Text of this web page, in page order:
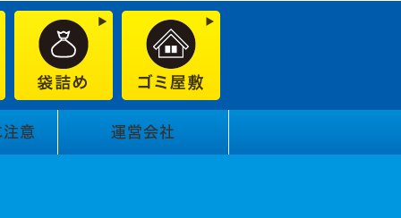
意 運営会社